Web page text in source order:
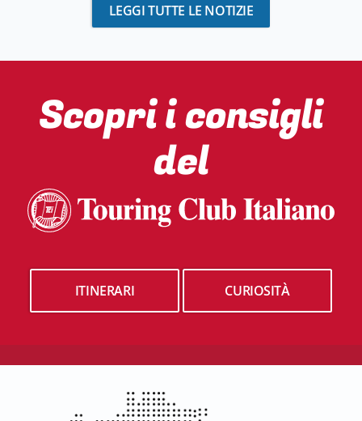
LEGGI TUTTE LE NOTIZIE
Scopri i consigli
del
ITINERARI CURIOSITÀ